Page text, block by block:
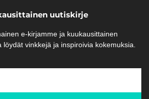
uutiskirje
e-kirjamme ja kuukausittainen
löydät vinkkejä ja inspiroivia kokemuksia.